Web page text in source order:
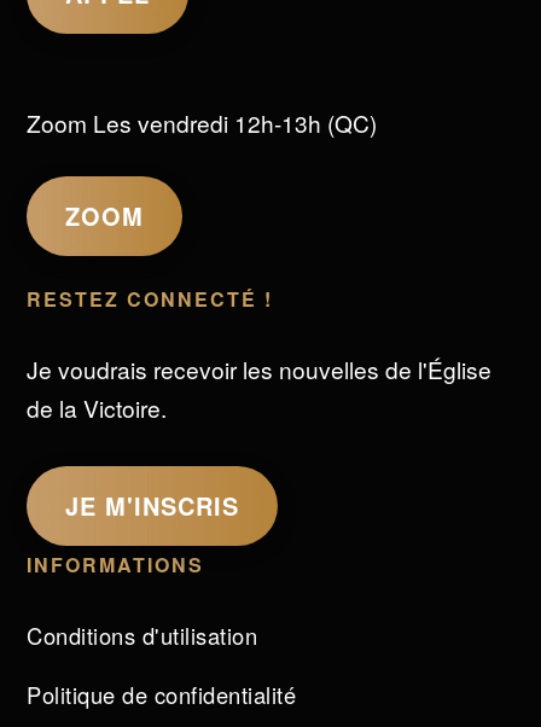
Zoom Les vendredi 12h-13h (QC)
ZOOM
RESTEZ CONNECTÉ !
Je voudrais recevoir les nouvelles de l'Église
de la Victoire.
JE M'INSCRIS
INFORMATIONS
Conditions d'utilisation
Politique de confidentialité